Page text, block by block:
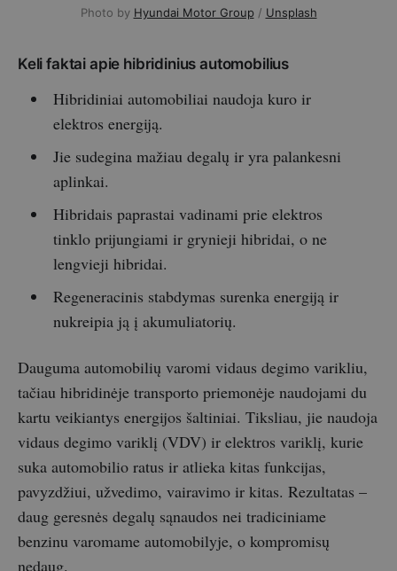
Photo by Hyundai Motor Group/ Unsplash
Keli faktai apie hibridinius automobilius
Hibridiniai automobiliai naudoja kuro ir
elektros energiją.
Jie sudegina mažiau degalų ir yra palankesni
aplinkai.
Hibridais paprastai vadinami prie elektros
tinklo prijungiami ir grynieji hibridai, o ne
lengvieji hibridai.
Regeneracinis stabdymas surenka energiją ir
nukreipia ją į akumuliatorių.
Dauguma automobilių varomi vidaus degimo varikliu,
tačiau hibridinėje transporto priemonėje naudojami du
kartu veikiantys energijos šaltiniai. Tiksliau, jie naudoja
vidaus degimo variklį (VDV) ir elektros variklį, kurie
suka automobilio ratus ir atlieka kitas funkcijas,
pavyzdžiui, užvedimo, vairavimo ir kitas. Rezultatas –
daug geresnės degalų sąnaudos nei tradiciniame
benzinu varomame automobilyje, o kompromisų
nedaug.